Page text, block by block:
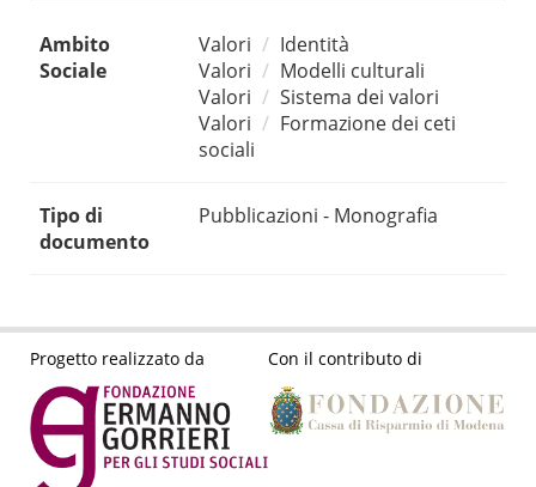
Ambito
Sociale
Valori
Identità
Valori
Modelli culturali
Valori
Sistema dei valori
Valori
Formazione dei ceti
sociali
Tipo di
documento
Pubblicazioni - Monografia
Progetto realizzato da Con il contributo di